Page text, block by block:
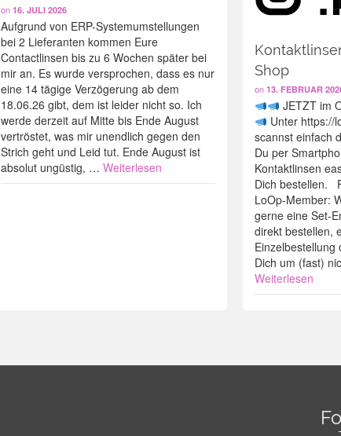
on 16. JULI 2026
Aufgrund von ERP-Systemumstellungen
bei 2 Lieferanten kommen Eure
Contactlinsen bis zu 6 Wochen später bei
mir an. Es wurde versprochen, dass es nur
eine 14 tägige Verzögerung ab dem
18.06.26 gibt, dem ist leider nicht so. Ich
werde derzeit auf Mitte bis Ende August
vertröstet, was mir unendlich gegen den
Strich geht und Leid tut. Ende August ist
absolut ungüstig, … Weiterlesen
Shop
on13. FEBRUAR
JETZT im
Unter https://
scannst einfach
Du per
Kontaktlinsen
Dich bestellen.
LoOp-Member:
gerne eine Set-
direkt bestellen,
Einzelbestellung
Dich um (fast)
Weiterlesen